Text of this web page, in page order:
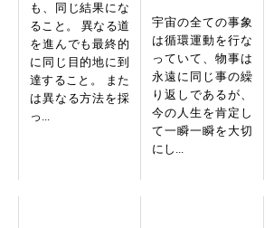
も、同じ結果にな
ること。 異なる道
を進んでも最終的
に同じ目的地に到
達すること。 また
は異なる方法を採
っ...
宇宙の全ての事象
は循環運動を行な
っていて、物事は
永遠に同じ事の繰
り返しであるが、
今の人生を肯定し
て一瞬一瞬を大切
にし...